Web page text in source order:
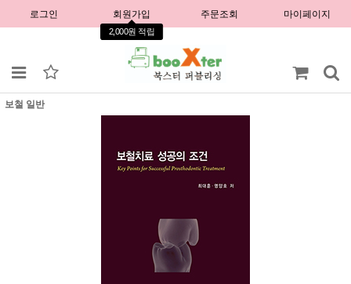
로그인 회원가입
2,000원 적립
주문조회 마이페이지
보철 일반